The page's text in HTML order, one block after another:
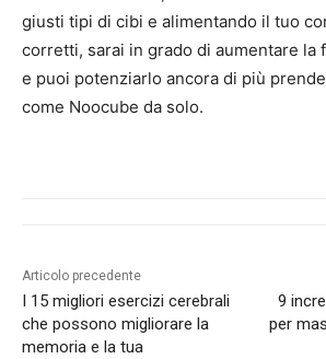
giusti tipi di cibi e alimentando il tuo
corretti, sarai in grado di aumentare la
e puoi potenziarlo ancora di più
come Noocube da solo.
Articolo precedente
I 15 migliori esercizi cerebrali
che possono migliorare la
memoria e la tua
9
per